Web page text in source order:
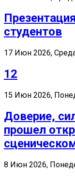
студентов
17 Июн 2026,
12
15 Июн 2026,
Доверие,
прошел
8 Июн 2026,